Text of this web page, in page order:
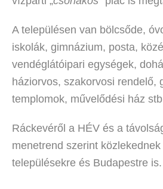
A településen van bölcsőde,
iskolák, gimnázium, posta,
vendéglátóipari egységek,
háziorvos, szakorvosi rendelő,
templomok, művelődési ház
Ráckevéről a HÉV és a
menetrend szerint
településekre és Budapestre is.